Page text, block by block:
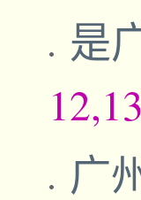
是
广